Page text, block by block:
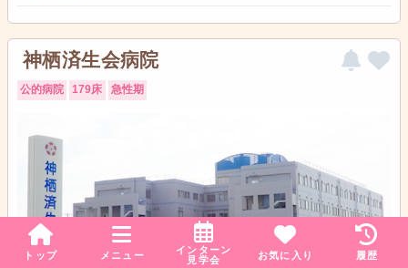
トップ メニュー
インターン
見学会
お気に入り 履歴
神栖済生会病院
公的病院 179床 急性期